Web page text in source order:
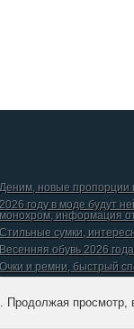
Деним, новые пропорции
2026 году в моде будут
монохром, информация
Стильные сумки,
Весенняя обувь 2026
Очки и ремни, быстрый
просмотр,